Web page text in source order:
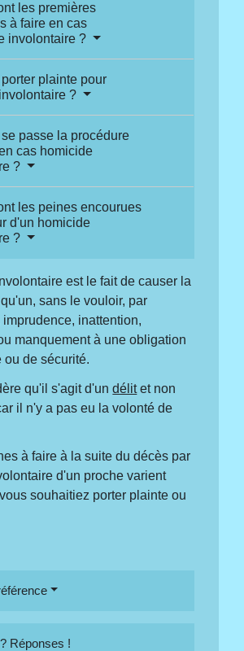
les premières
à faire en cas
involontaire ?
plainte pour
?
passe la procédure
cas homicide
?
les peines encourues
d'un homicide
?
est le fait de causer la
sans le vouloir, par
inattention,
manquement à une obligation
ou de sécurité.
qu'il s'agit d'undélitet non
il n'y a pas eu la volonté de
à faire à la suite du décès par
d'un proche varient
souhaitiez porter plainte ou
Réponses !